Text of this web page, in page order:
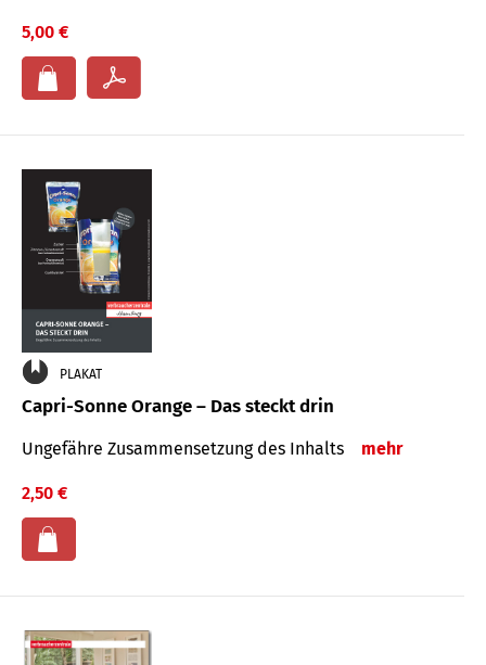
5,00 €
PLAKAT
Capri-Sonne Orange – Das steckt drin
Ungefähre Zu­sammen­setzung des Inhalts mehr
2,50 €